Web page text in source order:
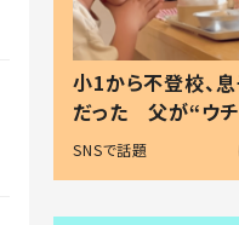
小1から不登校、息
だった 父が“ウ
る理由とは #令
SNSで話題